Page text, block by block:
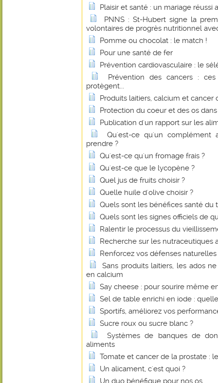
Plaisir et santé : un mariage réussi
PNNS : St-Hubert signe la
volontaires de progrès nutritionnel
Pomme ou chocolat : le match !
Pour une santé de fer
Prévention cardiovasculaire : le
Prévention des cancers :
protègent...
Produits laitiers, calcium et cancer
Protection du coeur et des os
Publication d'un rapport sur les
Qu'est-ce qu'un complément
prendre ?
Qu'est-ce qu'un fromage frais ?
Qu'est-ce que le lycopène ?
Quel jus de fruits choisir ?
Quelle huile d'olive choisir ?
Quels sont les bénéfices santé du
Quels sont les signes officiels de
Ralentir le processus du
Recherche sur les nutraceutiques
Renforcez vos défenses naturelles
Sans produits laitiers, les ados
en calcium
Say cheese : pour sourire même
Sel de table enrichi en iode :
Sportifs, améliorez vos
Sucre roux ou sucre blanc ?
Systèmes de banques de
aliments
Tomate et cancer de la prostate :
Un alicament, c'est quoi ?
Un duo bénéfique pour nos os